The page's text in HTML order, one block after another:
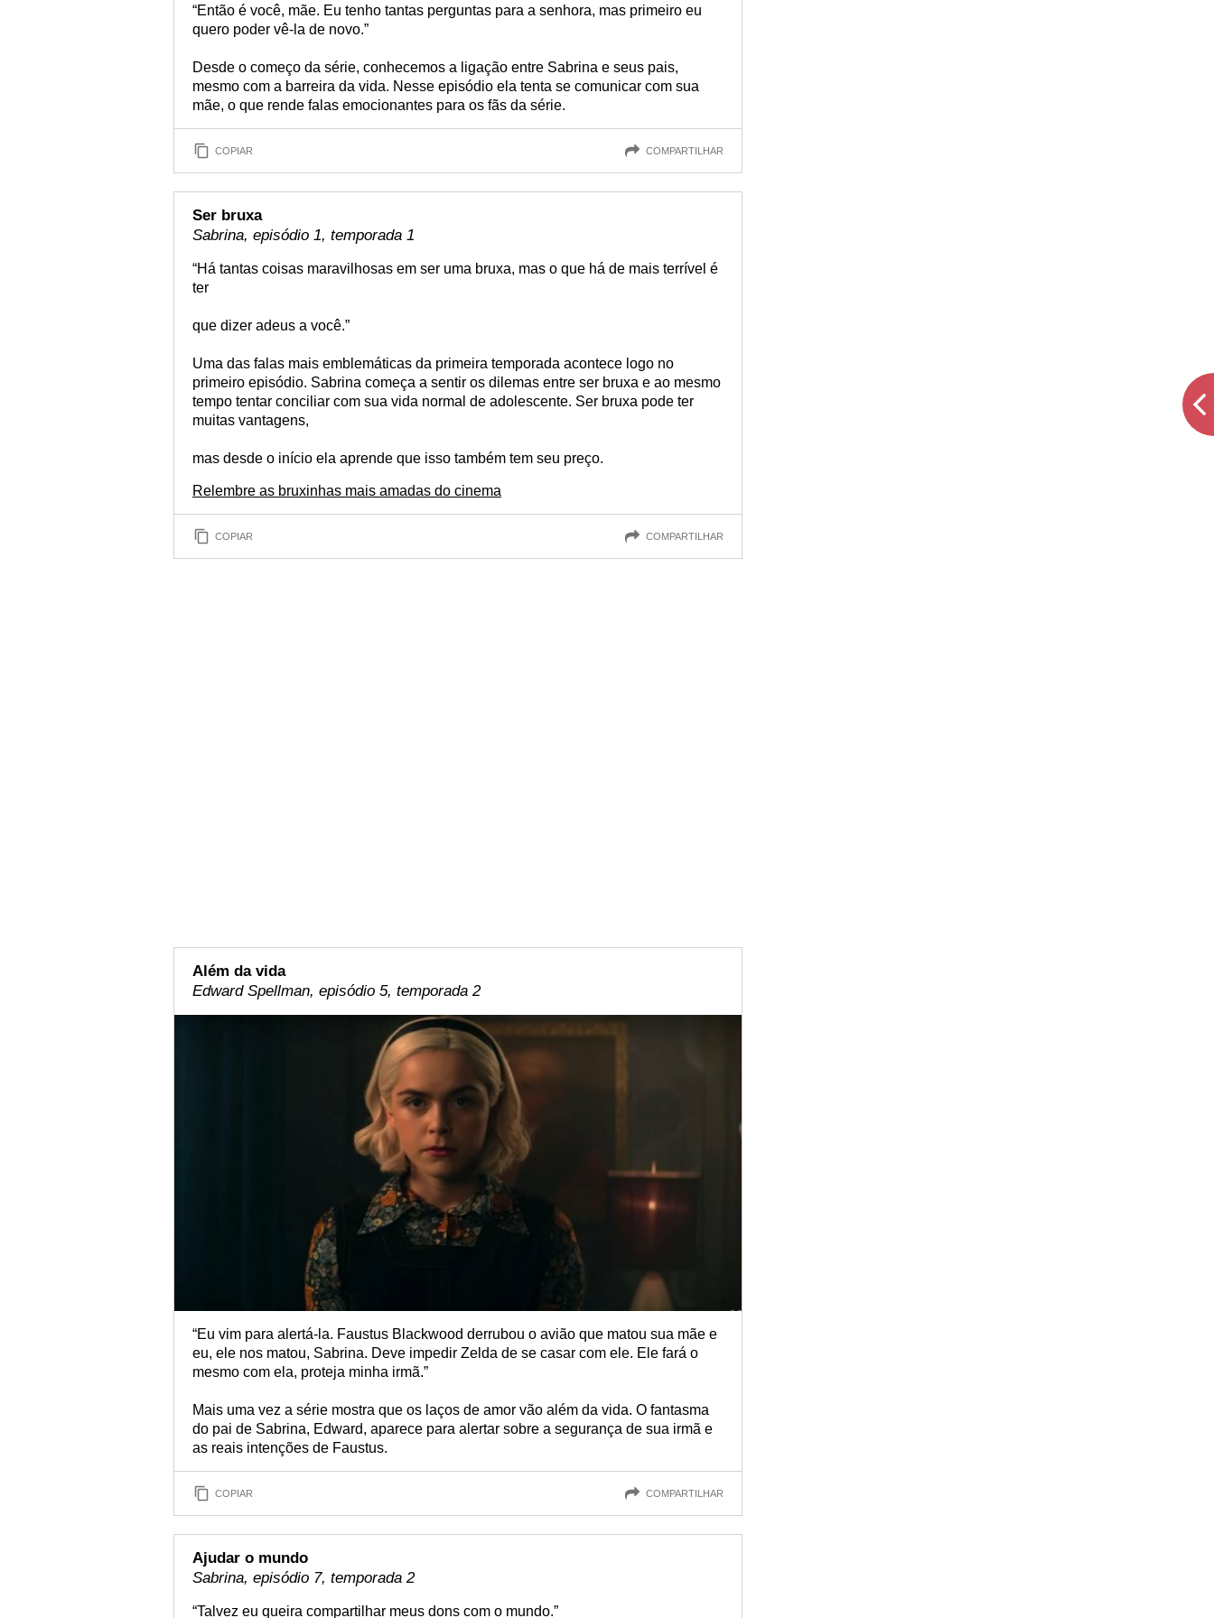
“Então é você, mãe. Eu tenho tantas perguntas para a senhora, mas primeiro eu
quero poder vê-la de novo.”
Desde o começo da série, conhecemos a ligação entre Sabrina e seus pais,
mesmo com a barreira da vida. Nesse episódio ela tenta se comunicar com sua
mãe, o que rende falas emocionantes para os fãs da série.
COPIAR COMPARTILHAR
Ser bruxa
Sabrina, episódio 1, temporada 1
“Há tantas coisas maravilhosas em ser uma bruxa, mas o que há de mais terrível é
ter
que dizer adeus a você.”
Uma das falas mais emblemáticas da primeira temporada acontece logo no
primeiro episódio. Sabrina começa a sentir os dilemas entre ser bruxa e ao mesmo
tempo tentar conciliar com sua vida normal de adolescente. Ser bruxa pode ter
muitas vantagens,
mas desde o início ela aprende que isso também tem seu preço.
Relembre as bruxinhas mais amadas do cinema
COPIAR COMPARTILHAR
Além da vida
Edward Spellman, episódio 5, temporada 2
“Eu vim para alertá-la. Faustus Blackwood derrubou o avião que matou sua mãe e
eu, ele nos matou, Sabrina. Deve impedir Zelda de se casar com ele. Ele fará o
mesmo com ela, proteja minha irmã.”
Mais uma vez a série mostra que os laços de amor vão além da vida. O fantasma
do pai de Sabrina, Edward, aparece para alertar sobre a segurança de sua irmã e
as reais intenções de Faustus.
COPIAR COMPARTILHAR
Ajudar o mundo
Sabrina, episódio 7, temporada 2
“Talvez eu queira compartilhar meus dons com o mundo.”